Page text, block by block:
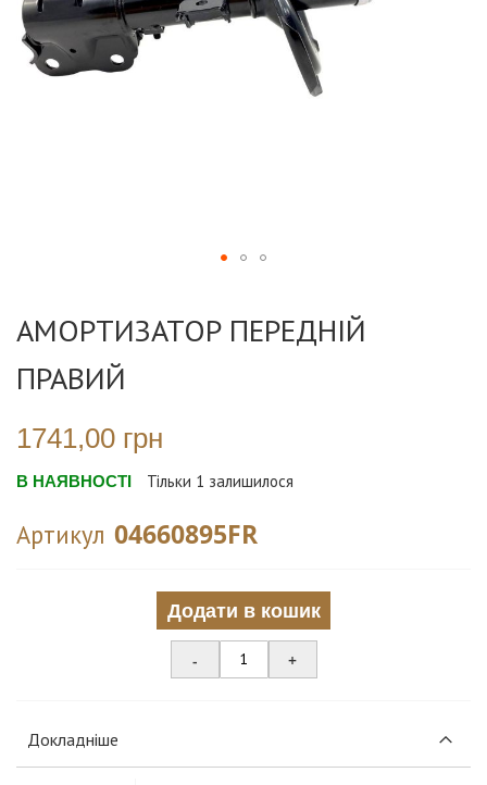
початку
зображень
АМОРТИЗАТОР ПЕРЕДНІЙ
ПРАВИЙ
1741,00 грн
В НАЯВНОСТІ Тільки 1 залишилося
Артикул 04660895FR
Додати в кошик
- +
Докладніше